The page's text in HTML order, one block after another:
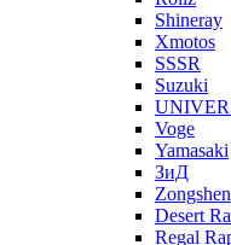
Shineray
Xmotos
SSSR
Suzuki
Voge
Yamasaki
ЗиД
Zongshen
Desert
Regal